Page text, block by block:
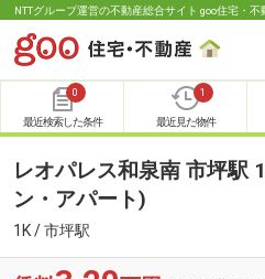
NTTグループ運営の不動産総合サイト goo住宅・不
0
最近検索した条件
1
最近見た物件
レオパレス和泉南 市坪駅
ン・アパート)
1K / 市坪駅